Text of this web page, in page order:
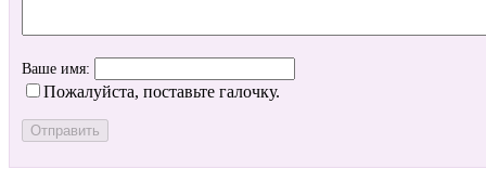
Ваше имя:
Пожалуйста, поставьте галочку.